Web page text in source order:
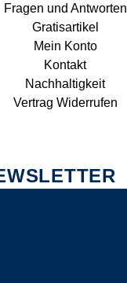
Fragen und Antworten
Gratisartikel
Mein Konto
Kontakt
Nachhaltigkeit
Vertrag Widerrufen